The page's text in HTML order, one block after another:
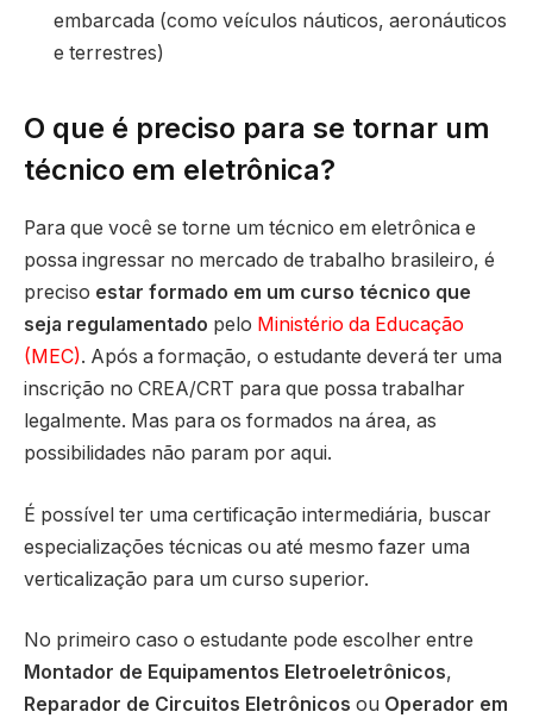
embarcada (como veículos náuticos, aeronáuticos
e terrestres)
O que é preciso para se tornar um
técnico em eletrônica?
Para que você se torne um técnico em eletrônica e
possa ingressar no mercado de trabalho brasileiro, é
preciso estar formado em um curso técnico que
seja regulamentado pelo Ministério da Educação
(MEC). Após a formação, o estudante deverá ter uma
inscrição no CREA/CRT para que possa trabalhar
legalmente. Mas para os formados na área, as
possibilidades não param por aqui.
É possível ter uma certificação intermediária, buscar
especializações técnicas ou até mesmo fazer uma
verticalização para um curso superior.
No primeiro caso o estudante pode escolher entre
Montador de Equipamentos Eletroeletrônicos,
Reparador de Circuitos Eletrônicos ou Operador em